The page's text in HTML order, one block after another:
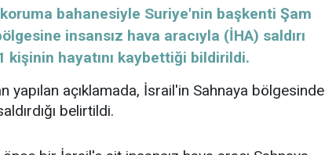
bahanesiyle Suriye'nin başkenti Şam
insansız hava aracıyla (İHA) saldırı
kişinin hayatını kaybettiği bildirildi.
yapılan açıklamada, İsrail'in Sahnaya bölgesinde
belirtildi.